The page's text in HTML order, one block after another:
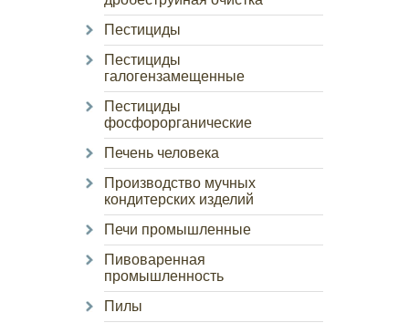
Пестициды
Пестициды
галогензамещенные
Пестициды
фосфорорганические
Печень человека
Производство мучных
кондитерских изделий
Печи промышленные
Пивоваренная
промышленность
Пилы